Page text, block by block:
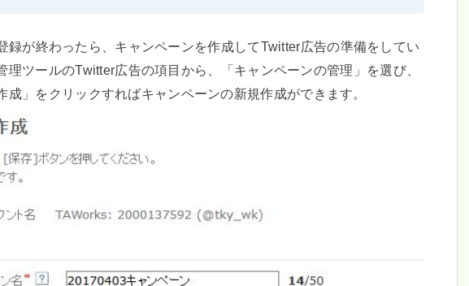
録が終わったら、キャンペーンを作成してTwitter広告の準備をしてい
理ツールのTwitter広告の項目から、「キャンペーンの管理」を選び、
成」をクリックすればキャンペーンの新規作成ができます。